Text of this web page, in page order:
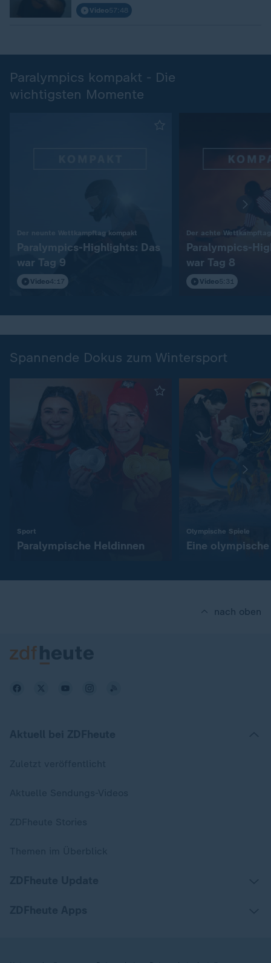
Video57:48
Paralympics kompakt - Die
wichtigsten Momente
Der neunte Wettkampftag kompakt
Paralympics-Highlights: Das
war Tag 9
Video4:17
Der achte
Paralympics-
war Tag 8
Video5:31
Spannende Dokus zum Wintersport
Sport
Paralympische Heldinnen
Olympische Spiele
Eine
nach oben